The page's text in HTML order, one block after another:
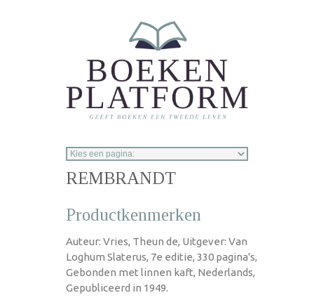
REMBRANDT
Productkenmerken
Auteur: Vries, Theun de, Uitgever: Van
Loghum Slaterus, 7e editie, 330 pagina's,
Gebonden met linnen kaft, Nederlands,
Gepubliceerd in 1949.